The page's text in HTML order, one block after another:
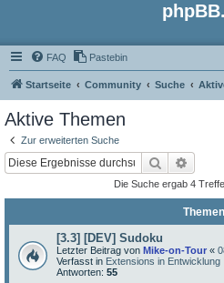
FAQ Pastebin
Startseite Community Suche
Aktive Themen
Zur erweiterten Suche
Suche
Die Suche ergab 4
Themen
[3.3] [DEV] Sudoku
Letzter Beitrag von Mike-on-Tour «
Verfasst in Extensions in Entwicklung
Antworten: 55